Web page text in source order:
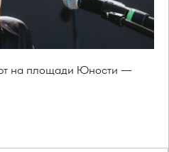
на площади Юности —